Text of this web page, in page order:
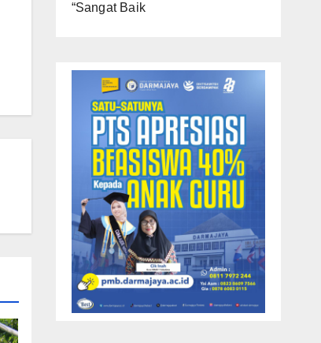
“Sangat Baik